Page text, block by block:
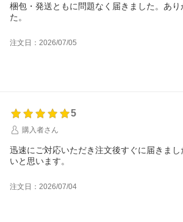
梱包・発送ともに問題なく届きました。あり
た。
注文日：2026/07/05
5
購入者さん
迅速にご対応いただき注文後すぐに届きまし
いと思います。
注文日：2026/07/04